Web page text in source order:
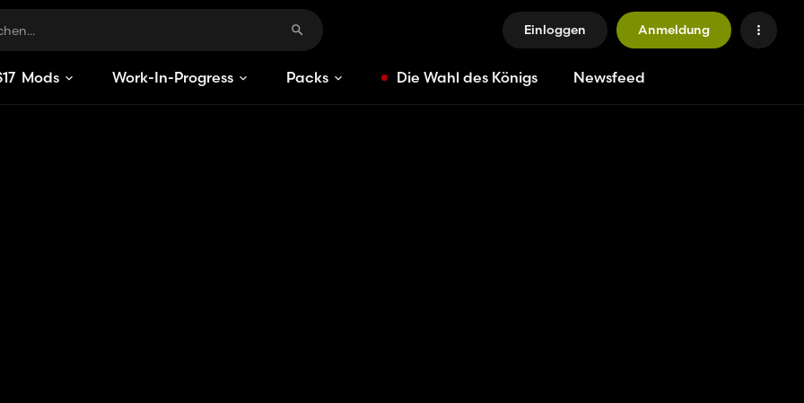
Einloggen Anmeldung
17 Mods Work-In-Progress Packs Die Wahl des Königs Newsfeed